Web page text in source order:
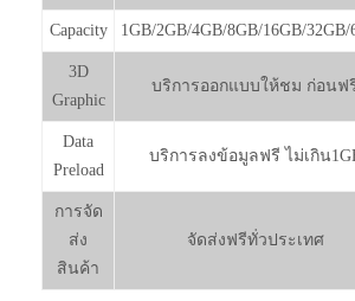
Capacity 1GB/2GB/4GB/8GB/16GB/32GB/
3D
Graphic
บริการออกแบบให้ชม ก่อนฟ
Data
Preload
บริการลงข้อมูลฟรี ไม่เกิน
การจัด
ส่ง
สินค้า
จัดส่งฟรีทั่วประเทศ